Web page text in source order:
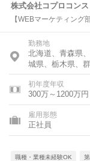
株式会社コプロコン
【WEBマーケティン
勤務地
北海道、青森県
城県、栃木県、
山県、石川県、
県、愛知県、三
県、和歌山県、
県、香川県、愛
県、大分県、宮
初年度年収
300万～1200万円
雇用形態
正社員
職種・業種未経験OK